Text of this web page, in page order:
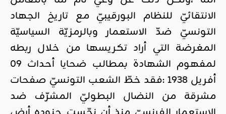
الانتقائيّ للنظام البورقيبيّ مع تاريخ الجهاد
التونسيّ ضدّ الاستعمار وبالرمزيّة السياسيّة
المغرضة التي أراد تكريسها من خلال ربطه
لمفهوم الشهادة بمطالب ضحايا أحداث 09
أفريل 1938 :فقد خطّ الشعب التونسيّ صفحات
مشرقة من النضال البطوليّ المشرّف ضد